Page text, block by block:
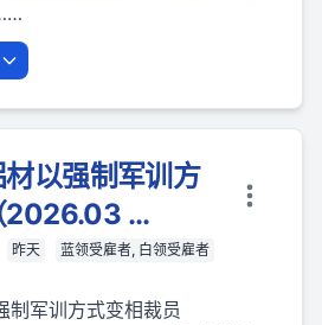
材以强制军训方
2026.03 ...
昨天
蓝领受雇者, 白领受雇者
制军训方式变相裁员